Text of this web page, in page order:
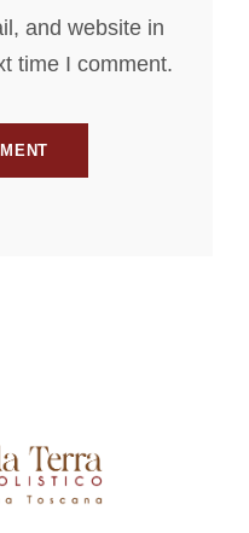
and website in
time I comment.